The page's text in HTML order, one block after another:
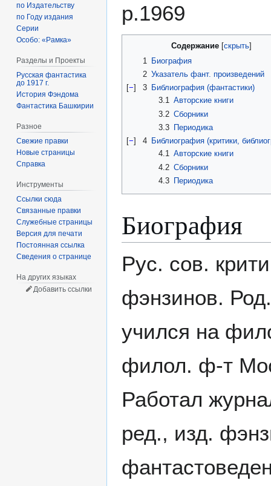
р.1969
Содержание
1
Биография
2 Указатель фант. произведений
[−] 3
Библиография (фантастики)
3.1 Авторские книги
3.2 Сборники
3.3 Периодика
[−] 4
Библиография (критики,
4.1 Авторские книги
4.2 Сборники
4.3 Периодика
Биография
Рус. сов.
фэнзинов.
учился на
филол. ф-т
Работал
ред., изд.
по Издательству
по Году издания
Серии
Особо: «Рамка»
Разделы и Проекты
Русская фантастика
до 1917 г.
История Фэндома
Фантастика Башкирии
Разное
Свежие правки
Новые страницы
Справка
Инструменты
Ссылки сюда
Связанные правки
Служебные страницы
Версия для печати
Постоянная ссылка
Сведения о странице
На других языках
Добавить ссылки